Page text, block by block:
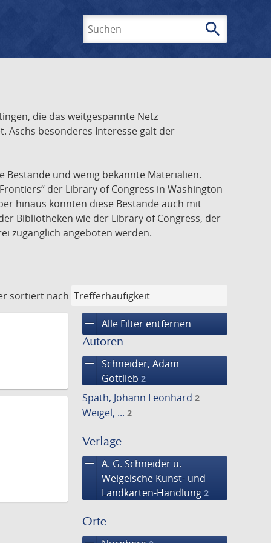
search
die das weitgespannte Netz
Aschs besonderes Interesse galt der
Bestände und wenig bekannte Materialien.
der Library of Congress in Washington
hinaus konnten diese Bestände auch mit
Bibliotheken wie der Library of Congress, der
zugänglich angeboten werden.
sortiert nach
remove Alle Filter entfernen
Autoren
remove
Schneider, Adam
Gottlieb 2
Späth, Johann Leonhard 2
Weigel, ... 2
Verlage
remove A. G. Schneider u.
Weigelsche Kunst- und
Landkarten-Handlung 2
Orte